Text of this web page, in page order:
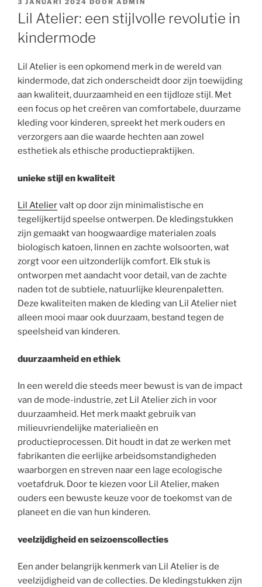
OP
3 JANUARI 2024 DOOR ADMIN
Lil Atelier: een stijlvolle revolutie in
kindermode
Lil Atelier is een opkomend merk in de wereld van
kindermode, dat zich onderscheidt door zijn toewijding
aan kwaliteit, duurzaamheid en een tijdloze stijl. Met
een focus op het creëren van comfortabele, duurzame
kleding voor kinderen, spreekt het merk ouders en
verzorgers aan die waarde hechten aan zowel
esthetiek als ethische productiepraktijken.
unieke stijl en kwaliteit
Lil Ateliervalt op door zijn minimalistische en
tegelijkertijd speelse ontwerpen. De kledingstukken
zijn gemaakt van hoogwaardige materialen zoals
biologisch katoen, linnen en zachte wolsoorten, wat
zorgt voor een uitzonderlijk comfort. Elk stuk is
ontworpen met aandacht voor detail, van de zachte
naden tot de subtiele, natuurlijke kleurenpaletten.
Deze kwaliteiten maken de kleding van Lil Atelier niet
alleen mooi maar ook duurzaam, bestand tegen de
speelsheid van kinderen.
duurzaamheid en ethiek
In een wereld die steeds meer bewust is van de impact
van de mode-industrie, zet Lil Atelier zich in voor
duurzaamheid. Het merk maakt gebruik van
milieuvriendelijke materialieën en
productieprocessen. Dit houdt in dat ze werken met
fabrikanten die eerlijke arbeidsomstandigheden
waarborgen en streven naar een lage ecologische
voetafdruk. Door te kiezen voor Lil Atelier, maken
ouders een bewuste keuze voor de toekomst van de
planeet en die van hun kinderen.
veelzijdigheid en seizoenscollecties
Een ander belangrijk kenmerk van Lil Atelier is de
veelzijdigheid van de collecties. De kledingstukken zijn